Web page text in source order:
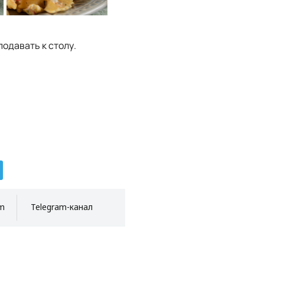
к столу.
Telegram-канал